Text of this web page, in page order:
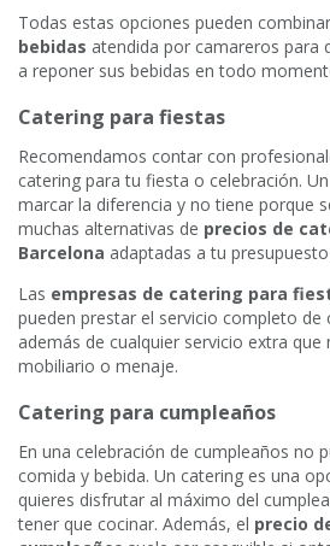
Todas estas opciones pueden
bebidas atendida por camareros para
a reponer sus bebidas en todo
Catering para fiestas
Recomendamos contar con
catering para tu fiesta o celebración.
marcar la diferencia y no tiene porque
muchas alternativas de precios de
Barcelona adaptadas a tu
Las empresas de catering para
pueden prestar el servicio completo de
además de cualquier servicio extra que
mobiliario o menaje.
Catering para cumpleaños
En una celebración de cumpleaños no
comida y bebida. Un catering es una
quieres disfrutar al máximo del
tener que cocinar. Además, el precio